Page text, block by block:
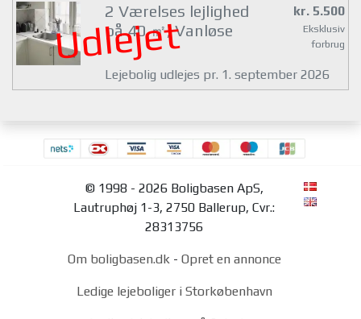
Udlejet
2 Værelses lejlighed
på 40 ㎡, Vanløse
kr. 5.500
Eksklusiv
forbrug
Lejebolig udlejes pr. 1. september 2026
© 1998 - 2026 Boligbasen ApS,
Lautruphøj 1-3, 2750 Ballerup, Cvr.:
28313756
Om boligbasen.dk - Opret en annonce
Ledige lejeboliger i Storkøbenhavn